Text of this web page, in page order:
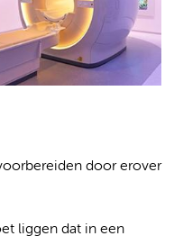
door erover
liggen dat in een